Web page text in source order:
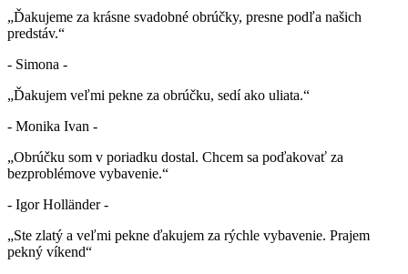
„Ďakujeme za krásne svadobné obrúčky, presne podľa našich
predstáv.“
- Simona -
„Ďakujem veľmi pekne za obrúčku, sedí ako uliata.“
- Monika Ivan -
„Obrúčku som v poriadku dostal. Chcem sa poďakovať za
bezproblémove vybavenie.“
- Igor Holländer -
„Ste zlatý a veľmi pekne ďakujem za rýchle vybavenie. Prajem
pekný víkend“